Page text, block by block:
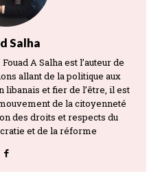
Salha
A Salha est l’auteur de
allant de la politique aux
et fier de l’être, il est
de la citoyenneté
des droits et respects du
et de la réforme